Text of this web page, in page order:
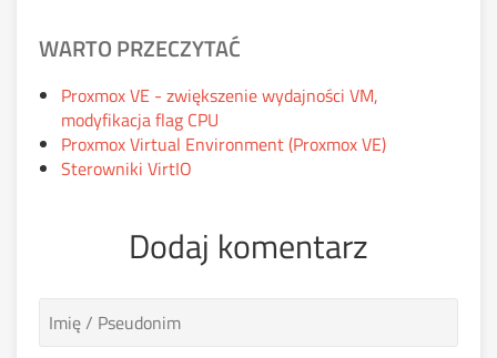
WARTO PRZECZYTAĆ
Proxmox VE - zwiększenie wydajności VM,
modyfikacja flag CPU
Proxmox Virtual Environment (Proxmox VE)
Sterowniki VirtIO
Dodaj komentarz